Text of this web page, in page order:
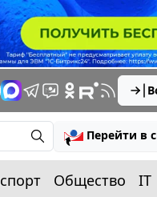
Перейти в
Общество IT